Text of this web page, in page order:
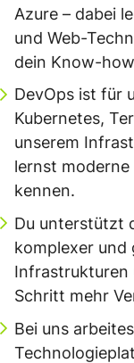
Azure – dabei
und Web-
dein Know-
DevOps ist für
Kubernetes,
unserem
lernst
kennen.
Du unterstützt
komplexer
Infrastrukturen
Schritt mehr
Bei uns